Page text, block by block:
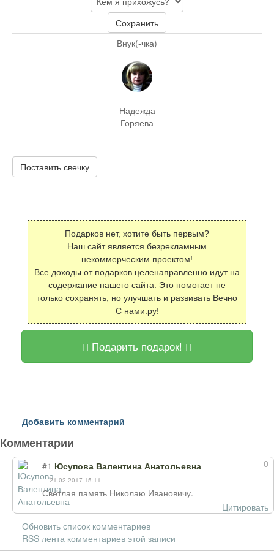
Сохранить
Внук(-чка)
Надежда
Горяева
Поставить свечку
Подарков нет, хотите быть первым?
Наш сайт является безрекламным
некоммерческим проектом!
Все доходы от подарков целенаправленно идут на
содержание нашего сайта. Это помогает не
только сохранять, но улучшать и развивать Вечно
С нами.ру!
Подарить подарок!
Добавить комментарий
Комментарии
0
#1 Юсупова Валентина Анатольевна
21.02.2017 15:11
Светлая память Николаю Ивановичу.
Цитировать
Обновить список комментариев
RSS лента комментариев этой записи